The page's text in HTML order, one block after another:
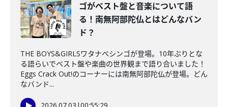
ゴがベスト盤と音楽について語
る！南無阿部陀仏とはどんなバン
ド？
THE BOYS&GIRLSワタナベシンゴが登場。10年ぶりとな
る語らいでベスト盤や楽曲の世界観まで語り合いました！
Eggs Crack Out!のコーナーには南無阿部陀仏が登場。どん
なバンド...